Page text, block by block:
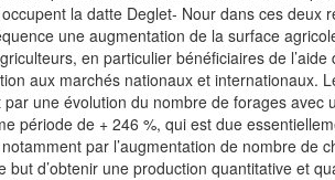
la datte Deglet- Nour dans ces deux
une augmentation de la surface
en particulier bénéficiaires de
aux marchés nationaux et internationaux.
une évolution du nombre de forages
période de + 246 %, qui est due
par l’augmentation de nombre
d’obtenir une production quantitative et